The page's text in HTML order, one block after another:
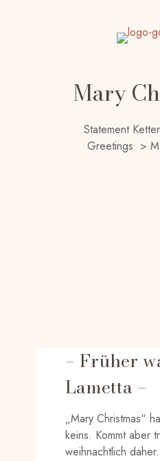
Mary
Statement
Greetings >
– Früher
Lametta –
„Mary Christmas“
keins. Kommt aber
weihnachtlich daher.